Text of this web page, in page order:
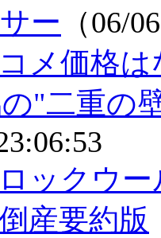
ー （06/
コメ価格
"二重の
ロックウ
産要約版